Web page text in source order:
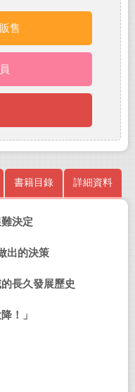
售
書籍目錄 詳細資料
決定
出的決策
長久發展歷史
！」